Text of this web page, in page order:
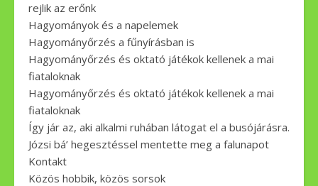
rejlik az erőnk
Hagyományok és a napelemek
Hagyományőrzés a fűnyírásban is
Hagyományőrzés és oktató játékok kellenek a mai
fiataloknak
Hagyományőrzés és oktató játékok kellenek a mai
fiataloknak
Így jár az, aki alkalmi ruhában látogat el a busójárásra.
Józsi bá’ hegesztéssel mentette meg a falunapot
Kontakt
Közös hobbik, közös sorsok